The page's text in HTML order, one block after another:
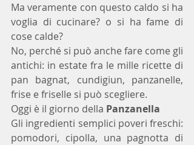
Ma veramente con questo caldo si ha
voglia di cucinare? o si ha fame di
cose calde?
No, perché si può anche fare come gli
antichi: in estate fra le mille ricette di
pan bagnat, cundigiun, panzanelle,
frise e friselle si può scegliere.
Oggi è il giorno della Panzanella
Gli ingredienti semplici poveri freschi:
pomodori, cipolla, una pagnotta di